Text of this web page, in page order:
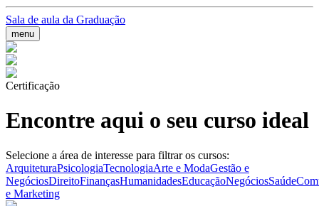
Sala de aula da Graduação
menu
Certificação
Encontre aqui o seu curso ideal
Selecione a área de interesse para filtrar os cursos:
ArquiteturaPsicologiaTecnologiaArte e ModaGestão e
NegóciosDireitoFinançasHumanidadesEducaçãoNegóciosSaúde
e Marketing